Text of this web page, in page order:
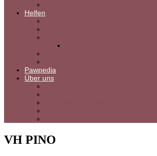
Helfen
Pawpedia
Über uns
VH PINO